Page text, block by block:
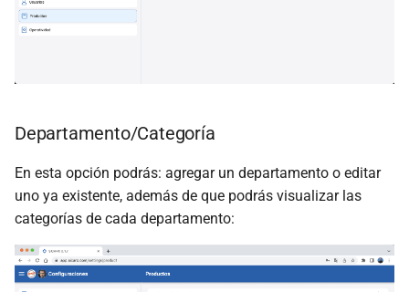
Departamento/Categoría
En esta opción podrás: agregar un departamento o editar
uno ya existente, además de que podrás visualizar las
categorías de cada departamento: